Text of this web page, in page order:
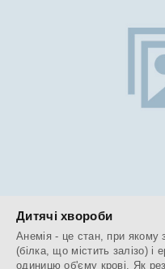
Дитячі хвороби
Анемія - це стан, при якому
(білка, що містить залізо) і
одиницю об'єму крові. Як